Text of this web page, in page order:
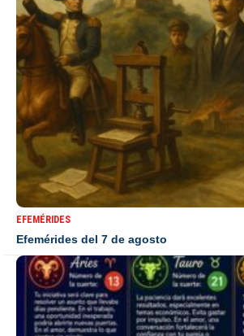
EFEMÉRIDES
Efemérides del 7 de agosto